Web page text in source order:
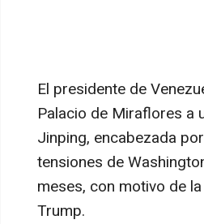
El presidente de
Palacio de Miraflores a
Jinping, encabezada
tensiones de
meses, con motivo de
Trump.